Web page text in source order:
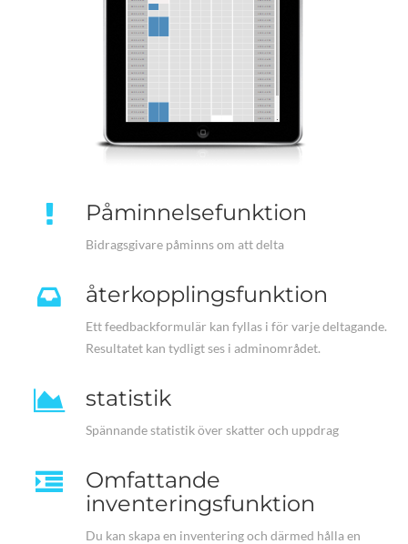
Påminnelsefunktion
Bidragsgivare påminns om att delta
återkopplingsfunktion
Ett feedbackformulär kan fyllas i för varje deltagande.
Resultatet kan tydligt ses i adminområdet.
statistik
Spännande statistik över skatter och uppdrag
Omfattande
inventeringsfunktion
Du kan skapa en inventering och därmed hålla en